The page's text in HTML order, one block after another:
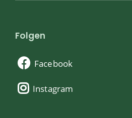
Folgen
Facebook
Instagram